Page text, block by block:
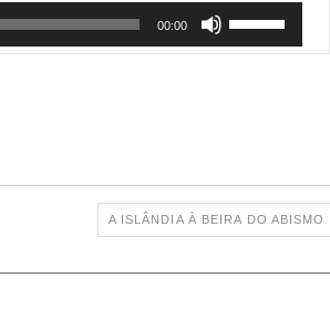
00:00
Use
as
ou
diminuir
volume.
A ISLÂNDIA À BEIRA DO ABISMO